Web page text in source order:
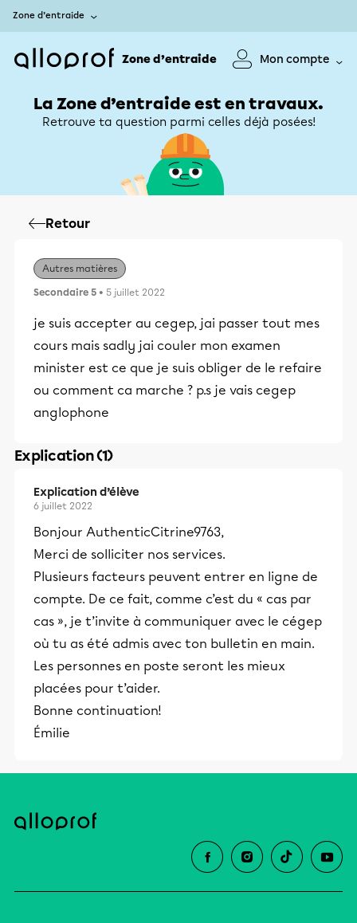
Zone d’entraide
Zone d’entraide Mon compte
La Zone d’entraide est en travaux.
Retrouve ta question parmi celles déjà posées!
Retour
Autres matières
Secondaire 5 • 5 juillet 2022
je suis accepter au cegep, jai passer tout mes
cours mais sadly jai couler mon examen
minister est ce que je suis obliger de le refaire
ou comment ca marche ? p.s je vais cegep
anglophone
Explication (1)
Explication d’élève
6 juillet 2022
Bonjour AuthenticCitrine9763,
Merci de solliciter nos services.
Plusieurs facteurs peuvent entrer en ligne de
compte. De ce fait, comme c’est du « cas par
cas », je t’invite à communiquer avec le cégep
où tu as été admis avec ton bulletin en main.
Les personnes en poste seront les mieux
placées pour t’aider.
Bonne continuation!
Émilie